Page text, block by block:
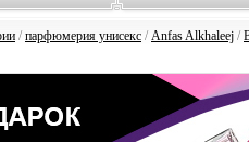
/парфюмерия унисекс /Anfas Alkhaleej /